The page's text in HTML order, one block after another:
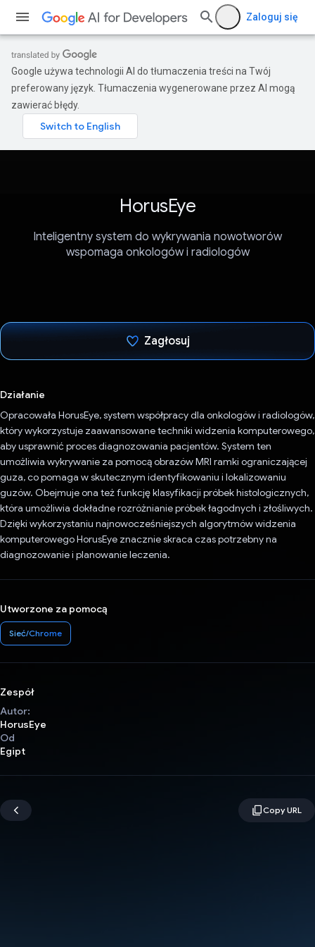
Zaloguj się
Google używa technologii AI do tłumaczenia treści na Twój
preferowany język. Tłumaczenia wygenerowane przez AI mogą
zawierać błędy.
HorusEye
Inteligentny system do wykrywania nowotworów
wspomaga onkologów i radiologów
Zagłosuj
Działanie
Opracowała HorusEye, system współpracy dla onkologów i radiologów,
który wykorzystuje zaawansowane techniki widzenia komputerowego,
aby usprawnić proces diagnozowania pacjentów. System ten
umożliwia wykrywanie za pomocą obrazów MRI ramki ograniczającej
guza, co pomaga w skutecznym identyfikowaniu i lokalizowaniu
guzów. Obejmuje ona też funkcję klasyfikacji próbek histologicznych,
która umożliwia dokładne rozróżnianie próbek łagodnych i złośliwych.
Dzięki wykorzystaniu najnowocześniejszych algorytmów widzenia
komputerowego HorusEye znacznie skraca czas potrzebny na
diagnozowanie i planowanie leczenia.
Utworzone za pomocą
Sieć/Chrome
Zespół
Autor:
HorusEye
Od
Egipt